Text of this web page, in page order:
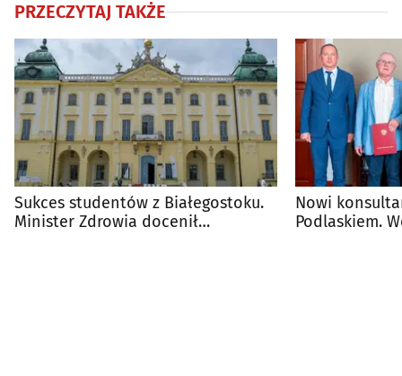
PRZECZYTAJ TAKŻE
Sukces studentów z Białegostoku.
Minister Zdrowia docenił
Nowi
Podlaskiem.